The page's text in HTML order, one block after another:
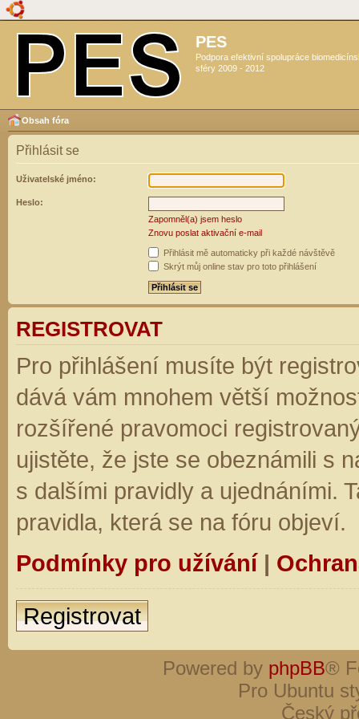
PES
Podpora efektivní spolupráce
sféry 2009 - 2012
Obsah fóra
Přihlásit se
Uživatelské jméno:
Heslo:
Zapomněl(a) jsem heslo
Znovu poslat aktivační e-mail
Přihlásit mě automaticky při každé návštěvě
Skrýt můj online stav pro toto přihlášení
REGISTROVAT
Pro přihlášení musíte být
dává vám mnohem větší
rozšířené pravomoci
ujistěte, že jste se obeznámili s
s dalšími pravidly a ujednáními.
pravidla, která se na fóru objeví.
Podmínky pro užívání|
Registrovat
Powered by phpBB®
Pro Ubuntu
Český